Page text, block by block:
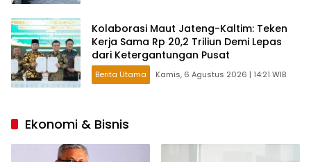
Kolaborasi Maut Jateng-Kaltim: Teken
Kerja Sama Rp 20,2 Triliun Demi Lepas
dari Ketergantungan Pusat
Berita Utama Kamis, 6 Agustus 2026 | 14:21 WIB
Ekonomi & Bisnis